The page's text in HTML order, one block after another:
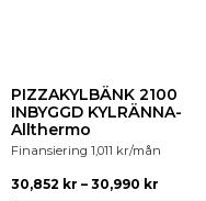
PIZZAKYLBÄNK 2100
INBYGGD KYLRÄNNA-
Allthermo
Finansiering 1,011 kr/mån
30,852 kr – 30,990 kr